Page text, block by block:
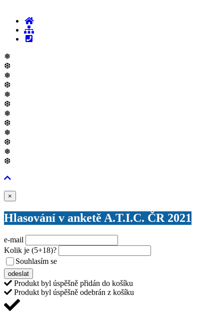
❅
❆
❅
❆
❅
❆
❅
❆
❅
❆
❅
❆
×
Hlasování v anketě A.T.I.C. ČR 2021
e-mail
Kolik je (5+18)?
Souhlasím se
odeslat
Produkt byl úspěšně přidán do košíku
Produkt byl úspěšně odebrán z košíku